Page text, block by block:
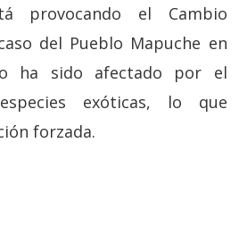
provocando el Cambio
del Pueblo Mapuche en
ha sido afectado por el
exóticas, lo que
forzada.